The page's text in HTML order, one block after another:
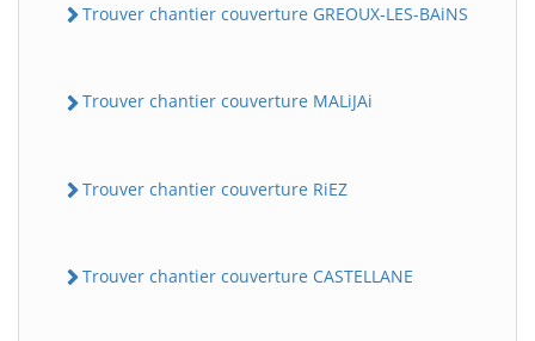
Trouver chantier couverture GREOUX-LES-BAiNS
Trouver chantier couverture MALiJAi
Trouver chantier couverture RiEZ
Trouver chantier couverture CASTELLANE